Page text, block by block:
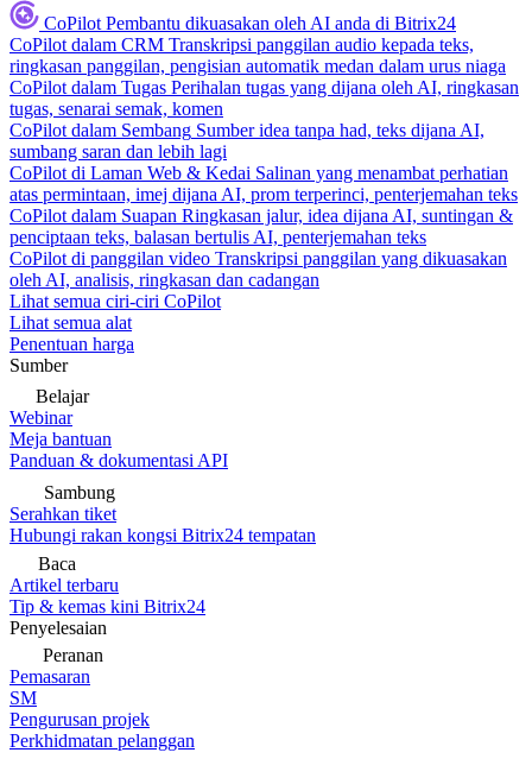
CoPilot Pembantu dikuasakan oleh AI anda di Bitrix24
CoPilot dalam CRM Transkripsi panggilan audio kepada teks,
ringkasan panggilan, pengisian automatik medan dalam urus niaga
CoPilot dalam Tugas Perihalan tugas yang dijana oleh AI, ringkasan
tugas, senarai semak, komen
CoPilot dalam Sembang Sumber idea tanpa had, teks dijana AI,
sumbang saran dan lebih lagi
CoPilot di Laman Web & Kedai Salinan yang menambat perhatian
atas permintaan, imej dijana AI, prom terperinci, penterjemahan teks
CoPilot dalam Suapan Ringkasan jalur, idea dijana AI, suntingan &
penciptaan teks, balasan bertulis AI, penterjemahan teks
CoPilot di panggilan video Transkripsi panggilan yang dikuasakan
oleh AI, analisis, ringkasan dan cadangan
Lihat semua ciri-ciri CoPilot
Lihat semua alat
Penentuan harga
Sumber
Belajar
Webinar
Meja bantuan
Panduan & dokumentasi API
Sambung
Serahkan tiket
Hubungi rakan kongsi Bitrix24 tempatan
Baca
Artikel terbaru
Tip & kemas kini Bitrix24
Penyelesaian
Peranan
Pemasaran
SM
Pengurusan projek
Perkhidmatan pelanggan